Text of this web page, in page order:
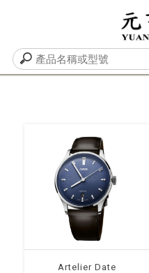
Artelier Date